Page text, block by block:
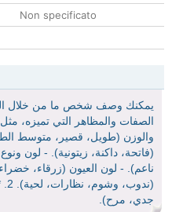
Non specificato
يمكنك وصف شخص ما من خلال
والوزن (طويل، قصير، متوسط
(فاتحة، داكنة، زيتونية). - لون
ناعم). - لون العيون (زرقاء،
جدي، مرح).